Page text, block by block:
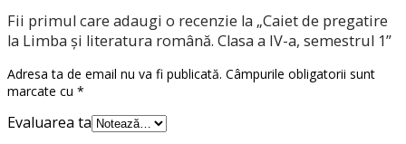
Fii primul care adaugi o recenzie la „Caiet de pregatire
la Limba și literatura română. Clasa a IV-a, semestrul 1”
Adresa ta de email nu va fi publicată. Câmpurile obligatorii sunt
marcate cu *
Evaluarea ta